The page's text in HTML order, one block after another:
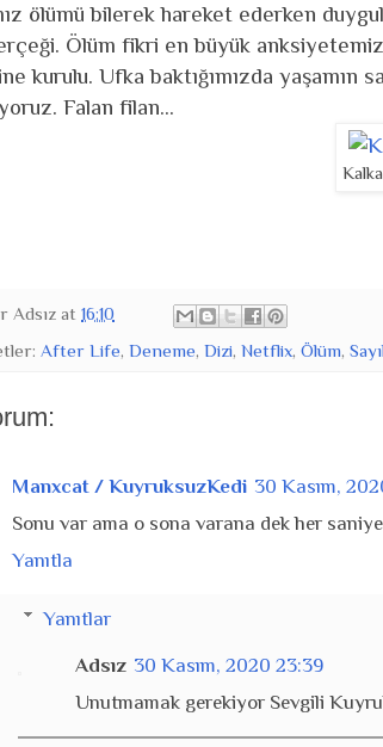
ölümü bilerek hareket ederken
Ölüm fikri en büyük
kurulu. Ufka baktığımızda yaşamın
Falan filan...
Adsız at 16:10
After Life, Deneme, Dizi, Netflix, Ölüm,
Manxcat / KuyruksuzKedi 30 Kasım,
Sonu var ama o sona varana dek her
Yanıtla
Yanıtlar
Adsız 30 Kasım, 2020 23:39
Unutmamak gerekiyor Sevgili